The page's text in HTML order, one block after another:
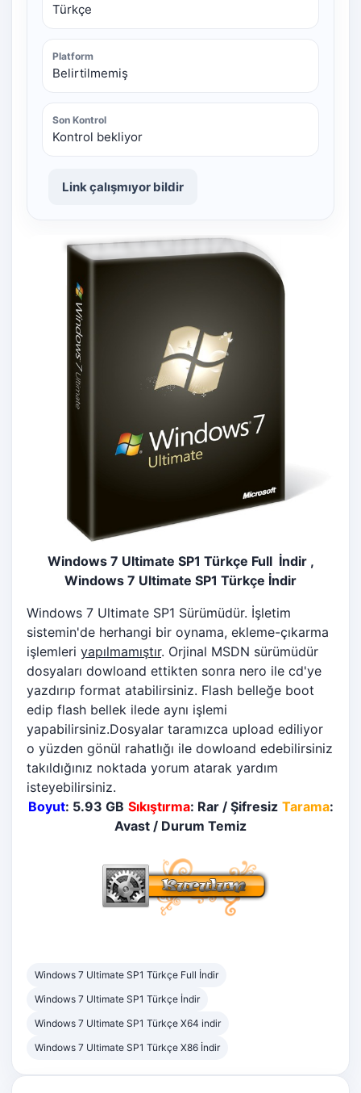
Türkçe
Platform
Belirtilmemiş
Son Kontrol
Kontrol bekliyor
Link çalışmıyor bildir
Windows 7 Ultimate SP1 Türkçe Full İndir ,
Windows 7 Ultimate SP1 Türkçe İndir
Windows 7 Ultimate SP1 Sürümüdür. İşletim
sistemin'de herhangi bir oynama, ekleme-çıkarma
işlemleri yapılmamıştır. Orjinal MSDN sürümüdür
dosyaları dowloand ettikten sonra nero ile cd'ye
yazdırıp format atabilirsiniz. Flash belleğe boot
edip flash bellek ilede aynı işlemi
yapabilirsiniz.Dosyalar taramızca upload ediliyor
o yüzden gönül rahatlığı ile dowloand edebilirsiniz
takıldığınız noktada yorum atarak yardım
isteyebilirsiniz.
Boyut: 5.93 GB Sıkıştırma: Rar / Şifresiz Tarama:
Avast / Durum Temiz
Windows 7 Ultimate SP1 Türkçe Full İndir
Windows 7 Ultimate SP1 Türkçe İndir
Windows 7 Ultimate SP1 Türkçe X64 indir
Windows 7 Ultimate SP1 Türkçe X86 İndir